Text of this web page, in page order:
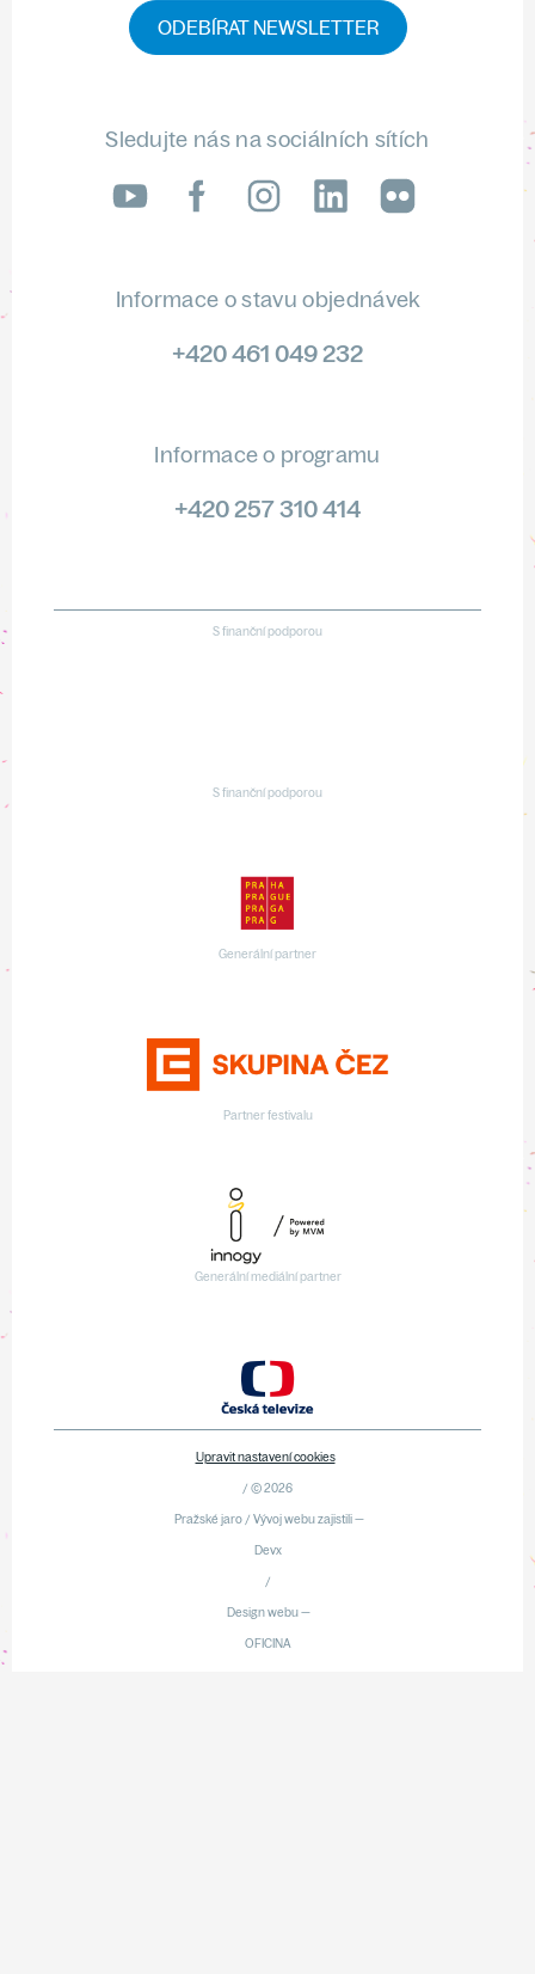
ODEBÍRAT NEWSLETTER
Sledujte nás na sociálních sítích
LinkedIn
flickr
Informace o stavu objednávek
+420 461 049 232
Informace o programu
+420 257 310 414
S finanční podporou
S finanční podporou
Generální partner
Partner festivalu
Generální mediální partner
Upravit nastavení cookies
/ © 2026
Pražské jaro / Vývoj webu zajistili —
Devx
/
Design webu —
OFICINA